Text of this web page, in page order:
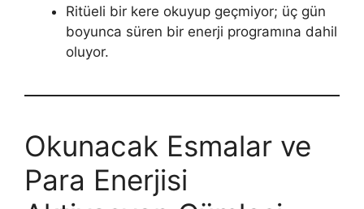
Ritüeli bir kere okuyup geçmiyor; üç gün
boyunca süren bir enerji programına dahil
oluyor.
Okunacak Esmalar ve
Para Enerjisi